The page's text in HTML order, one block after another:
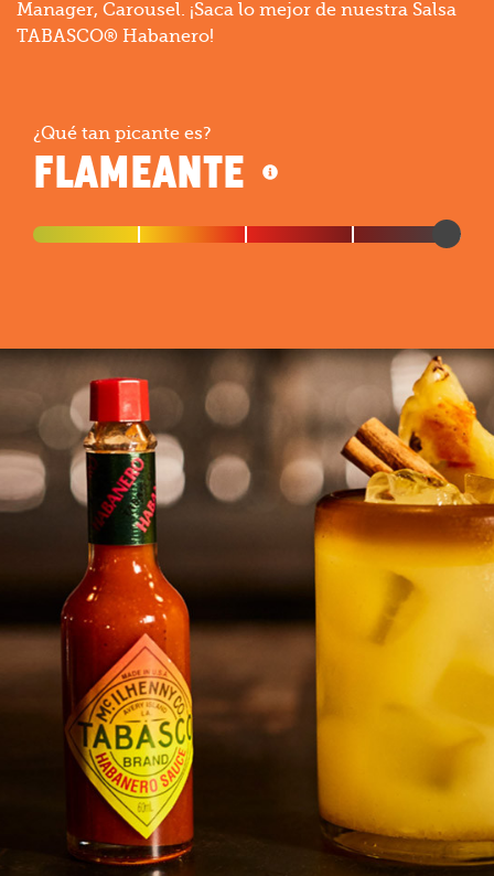
Manager, Carousel. ¡Saca lo mejor de nuestra Salsa
TABASCO® Habanero!
¿Qué tan picante es?
FLAMEANTE